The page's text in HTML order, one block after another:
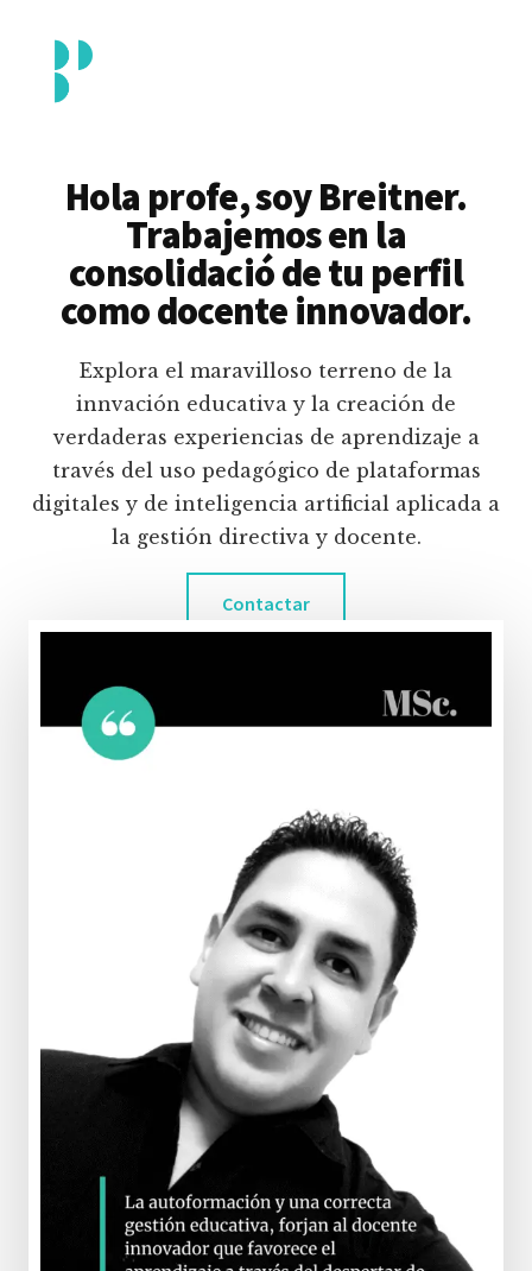
contenido
principal
menu
Piedrahita
docente
pedagógico
educativas
digitales
inteligencia
artificial.
Hola profe, soy Breitner.
Trabajemos en la
consolidació de tu perfil
como docente innovador.
Explora el maravilloso terreno de la
innvación educativa y la creación de
verdaderas experiencias de aprendizaje a
través del uso pedagógico de plataformas
digitales y de inteligencia artificial aplicada a
la gestión directiva y docente.
Contactar